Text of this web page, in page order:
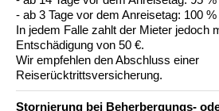
- ab 3 Tage vor dem Anreisetag: 100
In jedem Falle zahlt der Mieter jedoch
Entschädigung von 50 €.
Wir empfehlen den Abschluss einer
Reiserücktrittsversicherung.
Stornierung bei Beherbergungs-